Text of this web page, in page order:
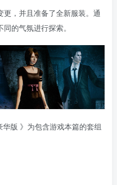
，并且准备了全新服装。通
的气氛进行探索。
版 》为包含游戏本篇的套组